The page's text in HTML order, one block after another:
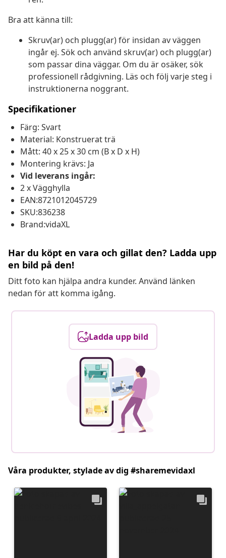
Bra att känna till:
Skruv(ar) och plugg(ar) för insidan av väggen
ingår ej. Sök och använd skruv(ar) och plugg(ar)
som passar dina väggar. Om du är osäker, sök
professionell rådgivning. Läs och följ varje steg i
instruktionerna noggrant.
Specifikationer
Färg: Svart
Material: Konstruerat trä
Mått: 40 x 25 x 30 cm (B x D x H)
Montering krävs: Ja
Vid leverans ingår:
2 x Vägghylla
EAN:8721012045729
SKU:836238
Brand:vidaXL
Har du köpt en vara och gillat den? Ladda upp
en bild på den!
Ditt foto kan hjälpa andra kunder. Använd länken
nedan för att komma igång.
Ladda upp bild
Våra produkter, stylade av dig #sharemevidaxl